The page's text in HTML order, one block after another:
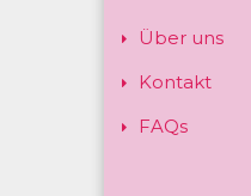
Über uns
Kontakt
FAQs